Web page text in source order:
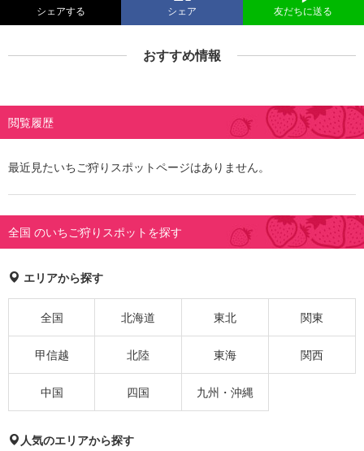
シェアする シェア 友だちに送る
おすすめ情報
閲覧履歴
最近見たいちご狩りスポットページはありません。
全国 のいちご狩りスポットを探す
エリアから探す
全国 北海道 東北 関東
甲信越 北陸 東海 関西
中国 四国 九州・沖縄
人気のエリアから探す